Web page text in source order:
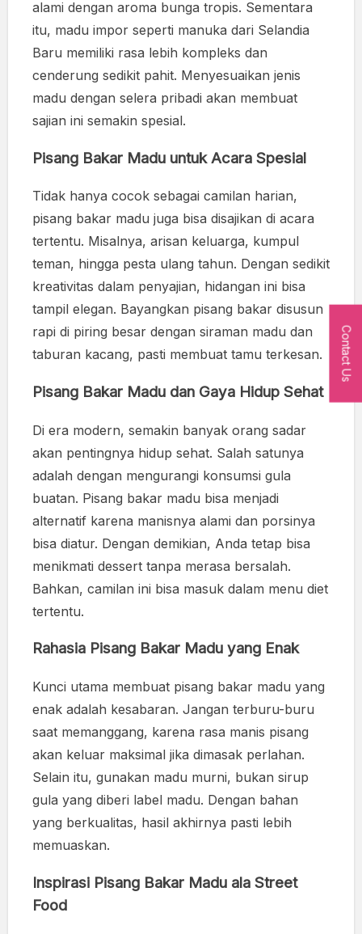
alami dengan aroma bunga tropis. Sementara
itu, madu impor seperti manuka dari Selandia
Baru memiliki rasa lebih kompleks dan
cenderung sedikit pahit. Menyesuaikan jenis
madu dengan selera pribadi akan membuat
sajian ini semakin spesial.
Pisang Bakar Madu untuk Acara Spesial
Tidak hanya cocok sebagai camilan harian,
pisang bakar madu juga bisa disajikan di acara
tertentu. Misalnya, arisan keluarga, kumpul
teman, hingga pesta ulang tahun. Dengan sedikit
kreativitas dalam penyajian, hidangan ini bisa
tampil elegan. Bayangkan pisang bakar disusun
rapi di piring besar dengan siraman madu dan
taburan kacang, pasti membuat tamu terkesan.
Pisang Bakar Madu dan Gaya Hidup Sehat
Di era modern, semakin banyak orang sadar
akan pentingnya hidup sehat. Salah satunya
adalah dengan mengurangi konsumsi gula
buatan. Pisang bakar madu bisa menjadi
alternatif karena manisnya alami dan porsinya
bisa diatur. Dengan demikian, Anda tetap bisa
menikmati dessert tanpa merasa bersalah.
Bahkan, camilan ini bisa masuk dalam menu diet
tertentu.
Rahasia Pisang Bakar Madu yang Enak
Kunci utama membuat pisang bakar madu yang
enak adalah kesabaran. Jangan terburu-buru
saat memanggang, karena rasa manis pisang
akan keluar maksimal jika dimasak perlahan.
Selain itu, gunakan madu murni, bukan sirup
gula yang diberi label madu. Dengan bahan
yang berkualitas, hasil akhirnya pasti lebih
memuaskan.
Inspirasi Pisang Bakar Madu ala Street
Food
Contact Us